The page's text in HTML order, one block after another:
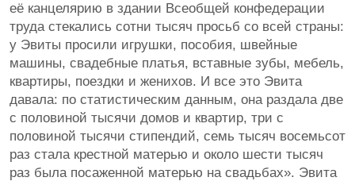
её канцелярию в здании Всеобщей конфедерации
труда стекались сотни тысяч просьб со всей страны:
у Эвиты просили игрушки, пособия, швейные
машины, свадебные платья, вставные зубы, мебель,
квартиры, поездки и женихов. И все это Эвита
давала: по статистическим данным, она раздала две
с половиной тысячи домов и квартир, три с
половиной тысячи стипендий, семь тысяч восемьсот
раз стала крестной матерью и около шести тысяч
раз была посаженной матерью на свадьбах». Эвита